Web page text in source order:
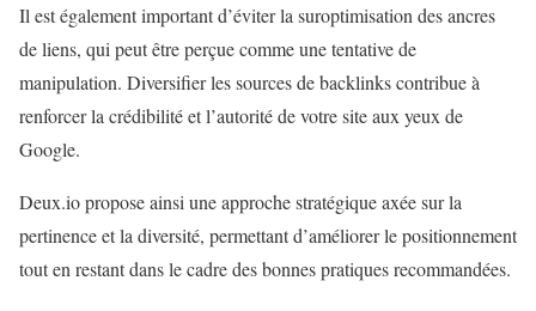
Il est également important d’éviter la suroptimisation des ancres
de liens, qui peut être perçue comme une tentative de
manipulation. Diversifier les sources de backlinks contribue à
renforcer la crédibilité et l’autorité de votre site aux yeux de
Google.
Deux.io propose ainsi une approche stratégique axée sur la
pertinence et la diversité, permettant d’améliorer le positionnement
tout en restant dans le cadre des bonnes pratiques recommandées.